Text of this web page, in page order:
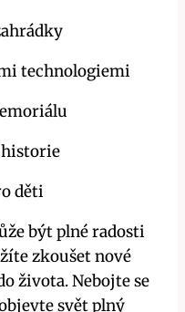
technologiemi
děti
být plné radosti
zkoušet nové
života. Nebojte se
svět plný